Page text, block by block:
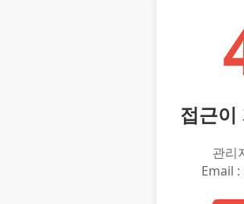
접근이
관리
Email